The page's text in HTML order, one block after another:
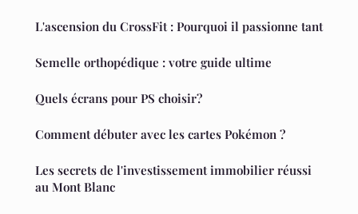
L'ascension du CrossFit : Pourquoi il passionne tant
Semelle orthopédique : votre guide ultime
Quels écrans pour PS choisir?
Comment débuter avec les cartes Pokémon ?
Les secrets de l'investissement immobilier réussi
au Mont Blanc